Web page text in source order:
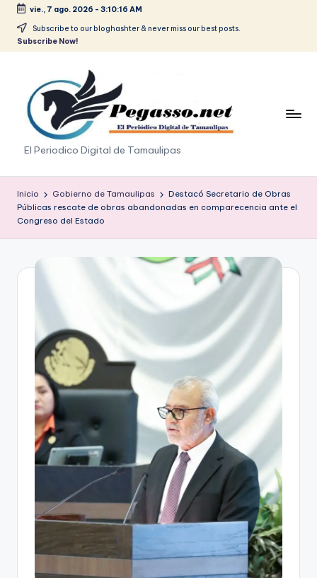
Saltar
vie., 7 ago. 2026 - 3:10:16 AM
Subscribe to our bloghashter & never miss our best posts.
Subscribe Now!
p
e
g
a
s
o
El Periodico Digital de Tamaulipas
Inicio Gobierno de Tamaulipas
Destacó Secretario de Obras
Públicas rescate de obras abandonadas en comparecencia ante el
Congreso del Estado